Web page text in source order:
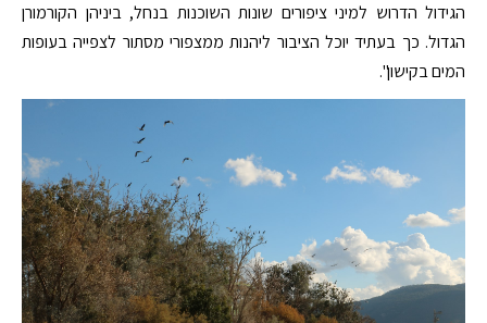
הגידול הדרוש למיני ציפורים שונות השוכנות בנחל, ביניהן הקורמורן
הגדול. כך בעתיד יוכל הציבור ליהנות ממצפורי מסתור לצפייה בעופות
המים בקישון".